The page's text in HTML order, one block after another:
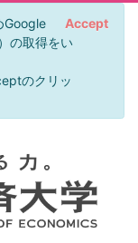
Google
の取得をい
のクリッ
Accept